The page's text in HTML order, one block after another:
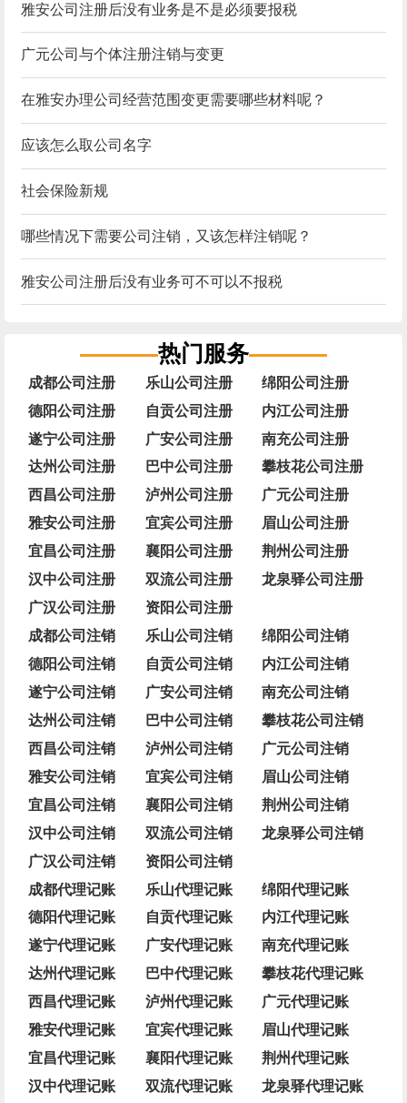
雅安公司注册后没有业务是不是必须要报税
广元公司与个体注册注销与变更
在雅安办理公司经营范围变更需要哪些材料呢？
应该怎么取公司名字
社会保险新规
哪些情况下需要公司注销，又该怎样注销呢？
雅安公司注册后没有业务可不可以不报税
热门服务
成都公司注册 乐山公司注册
绵阳公司注册
德阳公司注册
自贡公司注册
内江公司注册
遂宁公司注册
广安公司注册
南充公司注册
达州公司注册
巴中公司注册
攀枝花公司注册
西昌公司注册
泸州公司注册
广元公司注册
雅安公司注册
宜宾公司注册
眉山公司注册
宜昌公司注册
襄阳公司注册
荆州公司注册
汉中公司注册
双流公司注册
龙泉驿公司注册
广汉公司注册
资阳公司注册
成都公司注销
乐山公司注销
绵阳公司注销
德阳公司注销
自贡公司注销
内江公司注销
遂宁公司注销
广安公司注销
南充公司注销
达州公司注销
巴中公司注销
攀枝花公司注销
西昌公司注销
泸州公司注销
广元公司注销
雅安公司注销
宜宾公司注销
眉山公司注销
宜昌公司注销
襄阳公司注销
荆州公司注销
汉中公司注销
双流公司注销
龙泉驿公司注销
广汉公司注销
资阳公司注销
成都代理记账
乐山代理记账
绵阳代理记账
德阳代理记账
自贡代理记账
内江代理记账
遂宁代理记账
广安代理记账
南充代理记账
达州代理记账
巴中代理记账
攀枝花代理记账
西昌代理记账
泸州代理记账
广元代理记账
雅安代理记账
宜宾代理记账
眉山代理记账
宜昌代理记账
襄阳代理记账
荆州代理记账
汉中代理记账
双流代理记账 龙泉驿代理记账